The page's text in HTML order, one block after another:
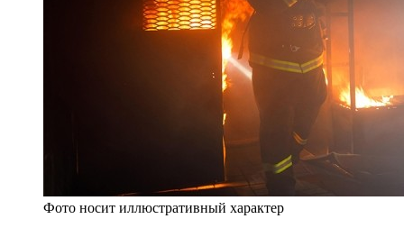
Фото носит иллюстративный характер